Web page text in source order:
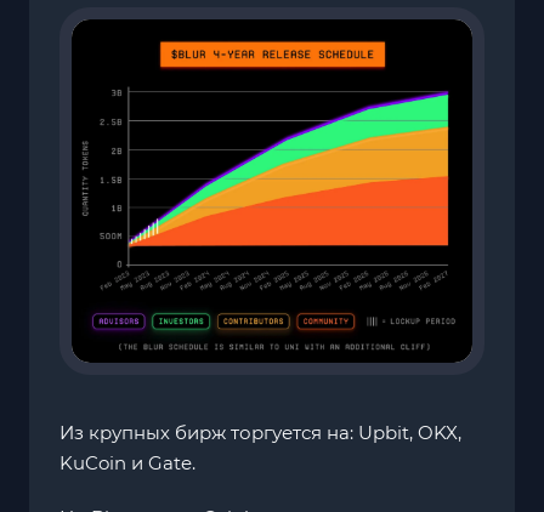
Из крупных бирж торгуется на: Upbit, OKX,
KuCoin и Gate.